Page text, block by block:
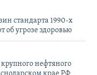
стандарта 1990-х
об угрозе здоровью
нефтяного
крае РФ